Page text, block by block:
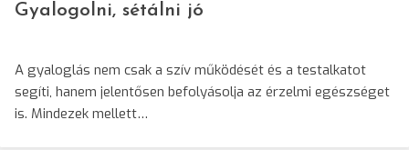
Gyalogolni, sétálni jó
A gyaloglás nem csak a szív működését és a testalkatot
segíti, hanem jelentősen befolyásolja az érzelmi egészséget
is. Mindezek mellett…